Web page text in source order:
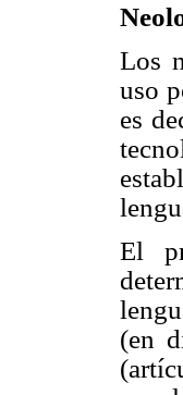
Los
uso
es
El
(en